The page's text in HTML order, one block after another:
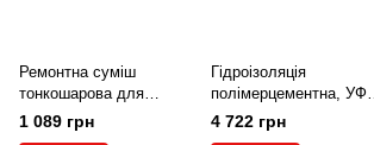
Ремонтна суміш
тонкошарова для
бетону Teknorep 200 (25
1 089 грн
Гідроізоляція
полімерцементна, УФ-
стійка, двокомпонентна
Teknomer 200 ЕХ-W.
4 722 грн